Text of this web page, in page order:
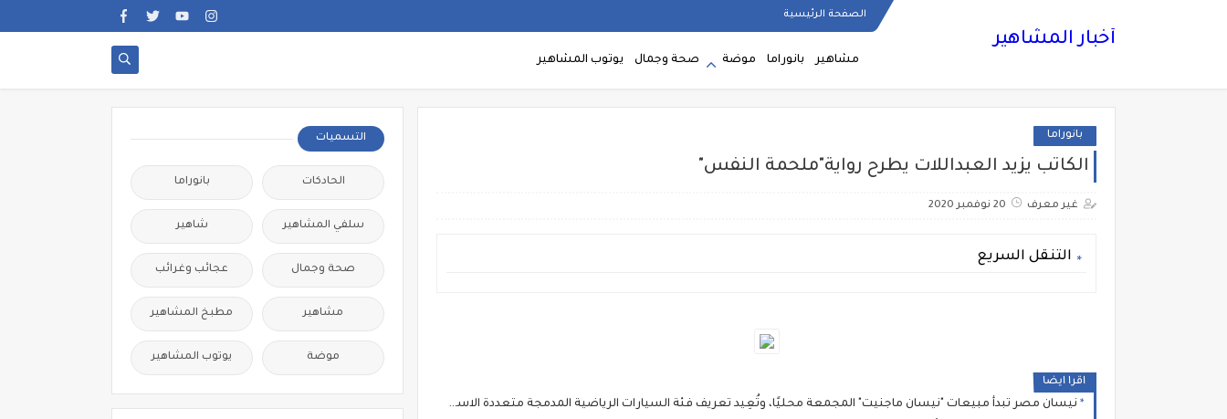
الصفحة الرئيسية
أخبار المشاهير
مشاهير بانوراما موضة صحة وجمال يوتوب المشاهير
بانوراما
الكاتب يزيد العبداللات يطرح رواية"ملحمة النفس"
غير معرف 20 نوفمبر 2020
التنقل السريع
اقرا ايضا
نيسان مصر تبدأ مبيعات "نيسان ماجنيت" المجمعة محليًا، وتُعِيد تعريف فئة السيارات الرياضية المدمجة متعددة الاستخدامات
التسميات
الحادكات بانوراما
سلفي المشاهير شاهير
صحة وجمال عجائب وغرائب
مشاهير مطبخ المشاهير
موضة يوتوب المشاهير